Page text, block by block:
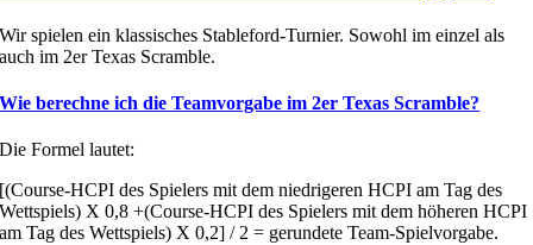
Wir spielen ein klassisches Stableford-Turnier. Sowohl im einzel als
auch im 2er Texas Scramble.
Wie berechne ich die Teamvorgabe im 2er Texas Scramble?
Die Formel lautet:
[(Course-HCPI des Spielers mit dem niedrigeren HCPI am Tag des
Wettspiels) X 0,8 +(Course-HCPI des Spielers mit dem höheren HCPI
am Tag des Wettspiels) X 0,2] / 2 = gerundete Team-Spielvorgabe.